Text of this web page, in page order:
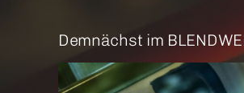
Demnächst im